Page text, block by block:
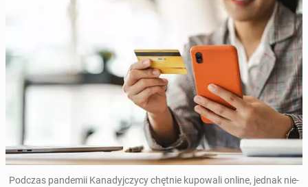
Podczas pan­de­mii Ka­na­dyj­czy­cy chętnie ku­po­wa­li online, jednak nie­